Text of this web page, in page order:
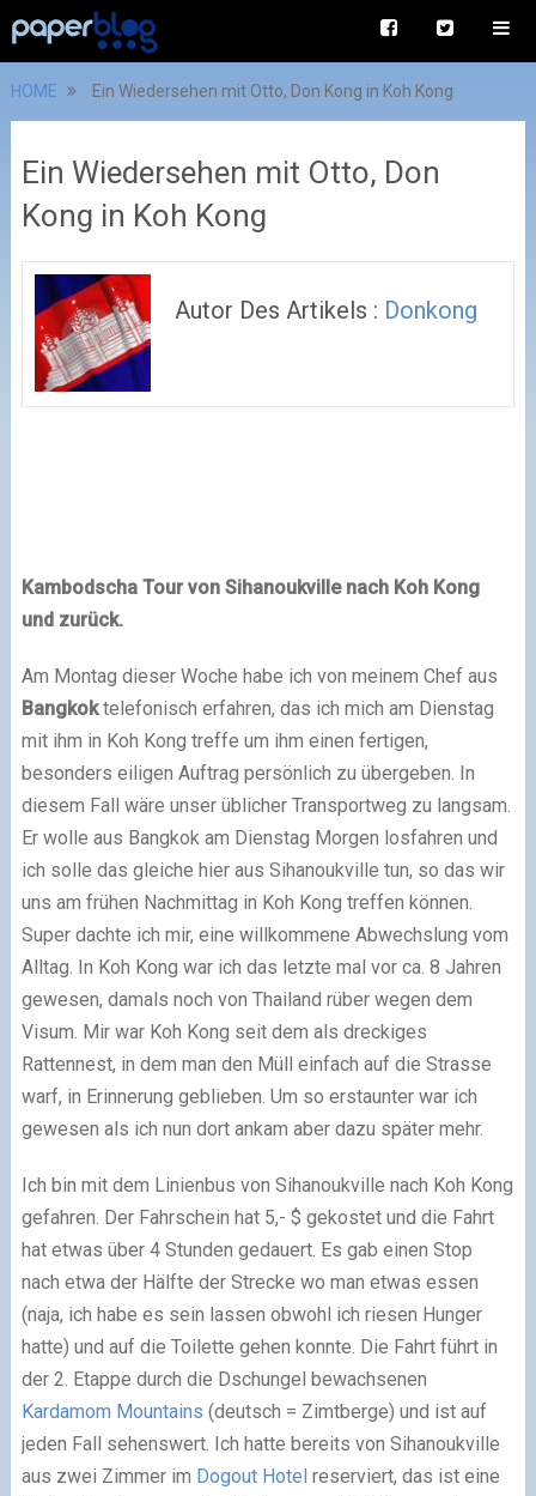
HOME Ein Wiedersehen mit Otto, Don Kong in Koh Kong
Ein Wiedersehen mit Otto, Don
Kong in Koh Kong
Autor Des Artikels : Donkong
Kambodscha Tour von Sihanoukville nach Koh Kong
und zurück.
Am Montag dieser Woche habe ich von meinem Chef aus
Bangkoktelefonisch erfahren, das ich mich am Dienstag
mit ihm in Koh Kong treffe um ihm einen fertigen,
besonders eiligen Auftrag persönlich zu übergeben. In
diesem Fall wäre unser üblicher Transportweg zu langsam.
Er wolle aus Bangkok am Dienstag Morgen losfahren und
ich solle das gleiche hier aus Sihanoukville tun, so das wir
uns am frühen Nachmittag in Koh Kong treffen können.
Super dachte ich mir, eine willkommene Abwechslung vom
Alltag. In Koh Kong war ich das letzte mal vor ca. 8 Jahren
gewesen, damals noch von Thailand rüber wegen dem
Visum. Mir war Koh Kong seit dem als dreckiges
Rattennest, in dem man den Müll einfach auf die Strasse
warf, in Erinnerung geblieben. Um so erstaunter war ich
gewesen als ich nun dort ankam aber dazu später mehr.
Ich bin mit dem Linienbus von Sihanoukville nach Koh Kong
gefahren. Der Fahrschein hat 5,- $ gekostet und die Fahrt
hat etwas über 4 Stunden gedauert. Es gab einen Stop
nach etwa der Hälfte der Strecke wo man etwas essen
(naja, ich habe es sein lassen obwohl ich riesen Hunger
hatte) und auf die Toilette gehen konnte. Die Fahrt führt in
der 2. Etappe durch die Dschungel bewachsenen
Kardamom Mountains (deutsch = Zimtberge) und ist auf
jeden Fall sehenswert. Ich hatte bereits von Sihanoukville
aus zwei Zimmer im Dogout Hotelreserviert, das ist eine